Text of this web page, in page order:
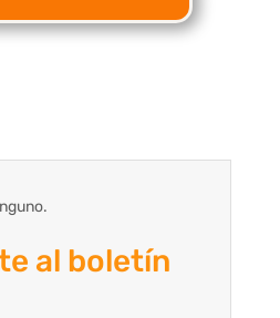
al boletín